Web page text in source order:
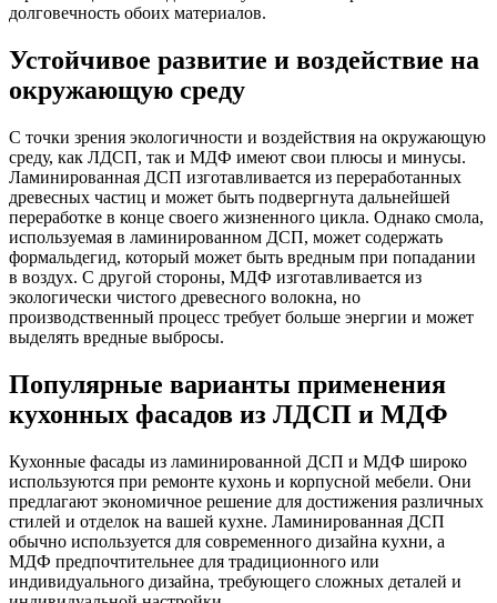
долговечность обоих материалов.
Устойчивое развитие и воздействие на
окружающую среду
С точки зрения экологичности и воздействия на окружающую
среду, как ЛДСП, так и МДФ имеют свои плюсы и минусы.
Ламинированная ДСП изготавливается из переработанных
древесных частиц и может быть подвергнута дальнейшей
переработке в конце своего жизненного цикла. Однако смола,
используемая в ламинированном ДСП, может содержать
формальдегид, который может быть вредным при попадании
в воздух. С другой стороны, МДФ изготавливается из
экологически чистого древесного волокна, но
производственный процесс требует больше энергии и может
выделять вредные выбросы.
Популярные варианты применения
кухонных фасадов из ЛДСП и МДФ
Кухонные фасады из ламинированной ДСП и МДФ широко
используются при ремонте кухонь и корпусной мебели. Они
предлагают экономичное решение для достижения различных
стилей и отделок на вашей кухне. Ламинированная ДСП
обычно используется для современного дизайна кухни, а
МДФ предпочтительнее для традиционного или
индивидуального дизайна, требующего сложных деталей и